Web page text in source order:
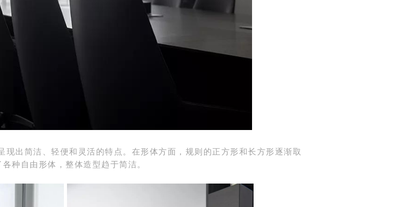
现出简洁、轻便和灵活的特点。在形体方面，规则的正方形和长方形逐渐取
各种自由形体，整体造型趋于简洁。